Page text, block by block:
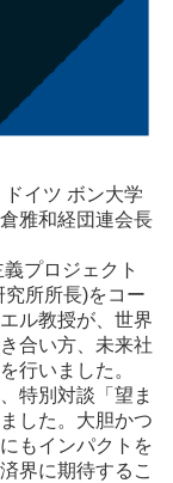
イツ ボン大学
雅和経団連会長
プロジェクト
究所所長)をコー
ル教授が、世界
合い方、未来社
行いました。
特別対談「望ま
した。大胆かつ
もインパクトを
界に期待するこ